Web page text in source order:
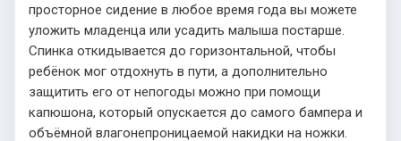
просторное сидение в любое время года вы можете
уложить младенца или усадить малыша постарше.
Спинка откидывается до горизонтальной, чтобы
ребёнок мог отдохнуть в пути, а дополнительно
защитить его от непогоды можно при помощи
капюшона, который опускается до самого бампера и
объёмной влагонепроницаемой накидки на ножки.